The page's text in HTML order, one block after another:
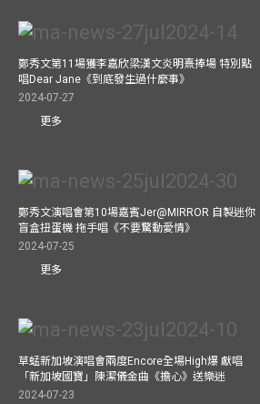
鄭秀文第11場獲李嘉欣梁漢文炎明熹捧場 特別點
唱Dear Jane《到底發生過什麼事》
2024-07-27
更多
鄭秀文演唱會第10場嘉賓Jer@MIRROR 自製迷你
盲盒扭蛋機 拖手唱《不要驚動愛情》
2024-07-25
更多
草蜢新加坡演唱會兩度Encore全場High爆 獻唱
「新加坡國寶」陳潔儀金曲《擔心》送樂迷
2024-07-23